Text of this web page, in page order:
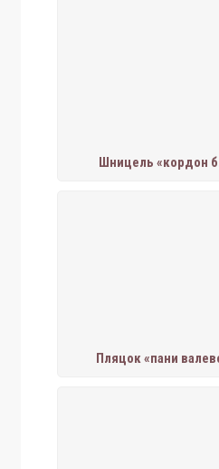
Шницель «кордон
Пляцок «пани